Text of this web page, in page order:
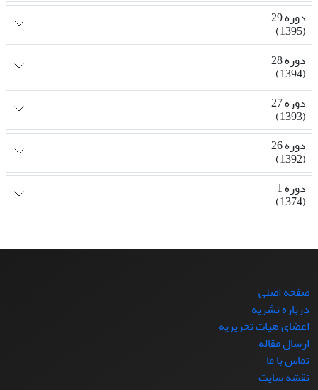
دوره 29
(1395)
دوره 28
(1394)
دوره 27
(1393)
دوره 26
(1392)
دوره 1
(1374)
صفحه اصلی
درباره نشریه
اعضای هیات تحریریه
ارسال مقاله
تماس با ما
نقشه سایت